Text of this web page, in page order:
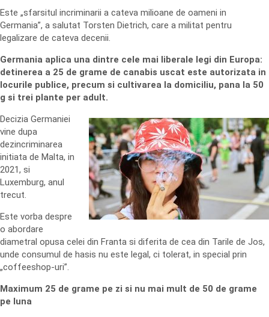
Este „sfarsitul incriminarii a cateva milioane de oameni in
Germania”, a salutat Torsten Dietrich, care a militat pentru
legalizare de cateva decenii.
Germania aplica una dintre cele mai liberale legi din Europa:
detinerea a 25 de grame de canabis uscat este autorizata in
locurile publice, precum si cultivarea la domiciliu, pana la 50
g si trei plante per adult.
Decizia Germaniei
vine dupa
dezincriminarea
initiata de Malta, in
2021, si
Luxemburg, anul
trecut.
Este vorba despre
o abordare
diametral opusa celei din Franta si diferita de cea din Tarile de Jos,
unde consumul de hasis nu este legal, ci tolerat, in special prin
„coffeeshop-uri”.
Maximum 25 de grame pe zi si nu mai mult de 50 de grame
pe luna